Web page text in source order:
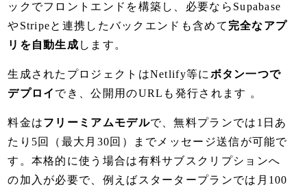
ックでフロントエンドを構築し、必要ならSupabase
やStripeと連携したバックエンドも含めて 完全なアプ
リを自動生成 します。
生成されたプロジェクトはNetlify等に ボタン一つで
デプロイ でき、公開用のURLも発行されます 。
料金はフリーミアムモデルで、無料プランでは1日あ
たり5回（最大月30回）までメッセージ送信が可能で
す。本格的に使う場合は有料サブスクリプションへ
の加入が必要で、例えばスタータープランでは月100